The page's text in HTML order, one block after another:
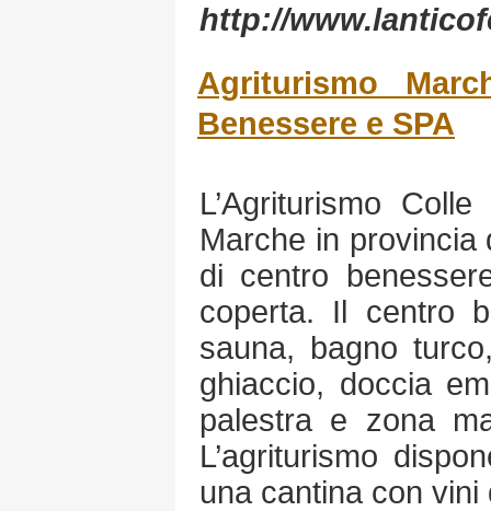
http://
Agriturismo
Benessere e SPA
L’Agriturismo
Marche in
di centro
coperta. Il centro
sauna, bagno
ghiaccio, doccia
palestra e zona
L’agriturismo
una cantina con